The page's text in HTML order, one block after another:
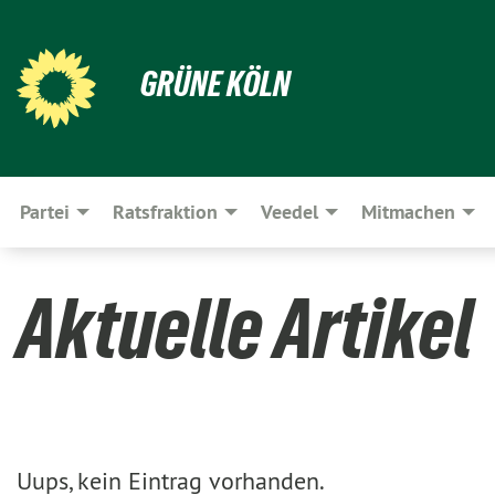
GRÜNE KÖLN
Partei Ratsfraktion Veedel Mitmachen
Aktuelle Artikel
Uups, kein Eintrag vorhanden.